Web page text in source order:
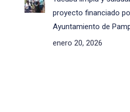
proyecto financiado
Ayuntamiento de
enero 20, 2026